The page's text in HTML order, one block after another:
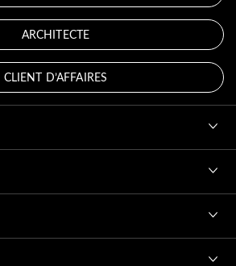
ARCHITECTE
CLIENT D’AFFAIRES